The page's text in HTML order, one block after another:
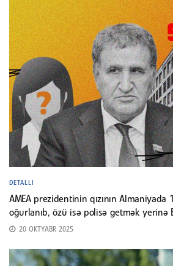
DETALLI
AMEA prezidentinin qızının Almaniyada
oğurlanıb, özü isə polisə getmək yerinə
20 OKTYABR 2025